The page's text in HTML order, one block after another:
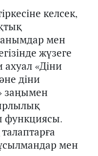
келсек,
мен
жүзеге
ахуал «Діни
діни
заңымен
функциясы.
арға
мен